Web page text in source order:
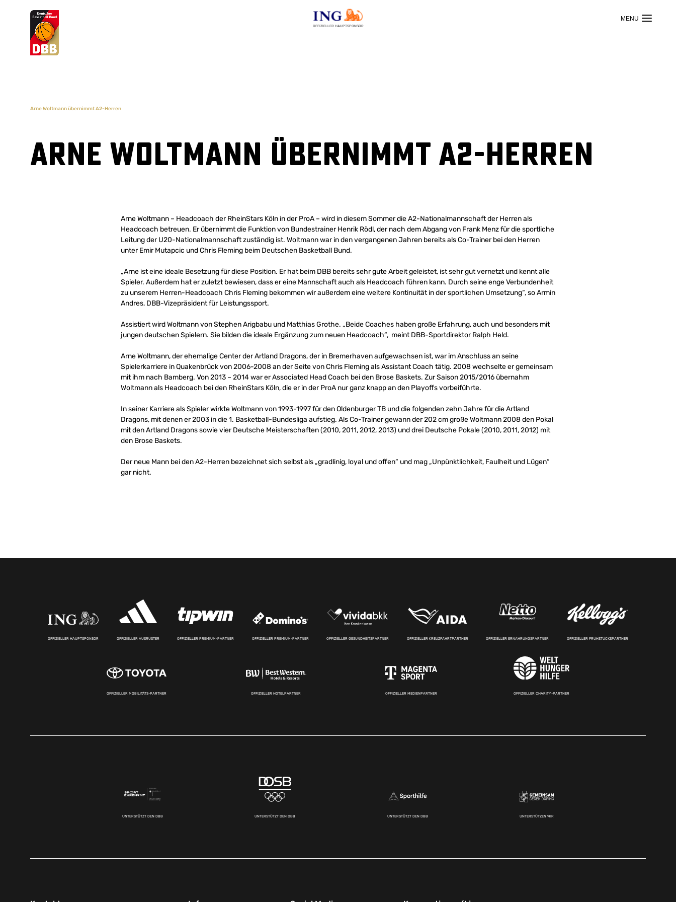
OFFIZIELLER HAUPTSPONSOR
Suchvorschläge
Arne Woltmann übernimmt A2-Herren
Arne Woltmann übernimmt A2-Herren
Arne Woltmann – Headcoach der RheinStars Köln in der ProA – wird in diesem Sommer die A2-Nationalmannschaft der Herren als
Headcoach betreuen. Er übernimmt die Funktion von Bundestrainer Henrik Rödl, der nach dem Abgang von Frank Menz für die sportliche
Leitung der U20-Nationalmannschaft zuständig ist. Woltmann war in den vergangenen Jahren bereits als Co-Trainer bei den Herren
unter Emir Mutapcic und Chris Fleming beim Deutschen Basketball Bund.
„Arne ist eine ideale Besetzung für diese Position. Er hat beim DBB bereits sehr gute Arbeit geleistet, ist sehr gut vernetzt und kennt alle
Spieler. Außerdem hat er zuletzt bewiesen, dass er eine Mannschaft auch als Headcoach führen kann. Durch seine enge Verbundenheit
zu unserem Herren-Headcoach Chris Fleming bekommen wir außerdem eine weitere Kontinuität in der sportlichen Umsetzung“, so Armin
Andres, DBB-Vizepräsident für Leistungssport.
Assistiert wird Woltmann von Stephen Arigbabu und Matthias Grothe. „Beide Coaches haben große Erfahrung, auch und besonders mit
jungen deutschen Spielern. Sie bilden die ideale Ergänzung zum neuen Headcoach“, meint DBB-Sportdirektor Ralph Held.
Arne Woltmann, der ehemalige Center der Artland Dragons, der in Bremerhaven aufgewachsen ist, war im Anschluss an seine
Spielerkarriere in Quakenbrück von 2006-2008 an der Seite von Chris Fleming als Assistant Coach tätig. 2008 wechselte er gemeinsam
mit ihm nach Bamberg. Von 2013 – 2014 war er Associated Head Coach bei den Brose Baskets. Zur Saison 2015/2016 übernahm
Woltmann als Headcoach bei den RheinStars Köln, die er in der ProA nur ganz knapp an den Playoffs vorbeiführte.
In seiner Karriere als Spieler wirkte Woltmann von 1993-1997 für den Oldenburger TB und die folgenden zehn Jahre für die Artland
Dragons, mit denen er 2003 in die 1. Basketball-Bundesliga aufstieg. Als Co-Trainer gewann der 202 cm große Woltmann 2008 den Pokal
mit den Artland Dragons sowie vier Deutsche Meisterschaften (2010, 2011, 2012, 2013) und drei Deutsche Pokale (2010, 2011, 2012) mit
den Brose Baskets.
Der neue Mann bei den A2-Herren bezeichnet sich selbst als „gradlinig, loyal und offen“ und mag „Unpünktlichkeit, Faulheit und Lügen“
gar nicht.
OFFIZIELLER HAUPTSPONSOR OFFIZIELLER AUSRÜSTER OFFIZIELLER PREMIUM-PARTNER OFFIZIELLER PREMIUM-PARTNER OFFIZIELLER GESUNDHEITSPARTNER OFFIZIELLER KREUZFAHRTPARTNER OFFIZIELLER ERNÄHRUNGSPARTNER OFFIZIELLER FRÜHSTÜCKSPARTNER
OFFIZIELLER MOBILITÄTS-PARTNER OFFIZIELLER HOTELPARTNER OFFIZIELLER MEDIENPARTNER OFFIZIELLER CHARITY-PARTNER
UNTERSTÜTZT DEN DBB UNTERSTÜTZT DEN DBB UNTERSTÜTZT DEN DBB UNTERSTÜTZEN WIR